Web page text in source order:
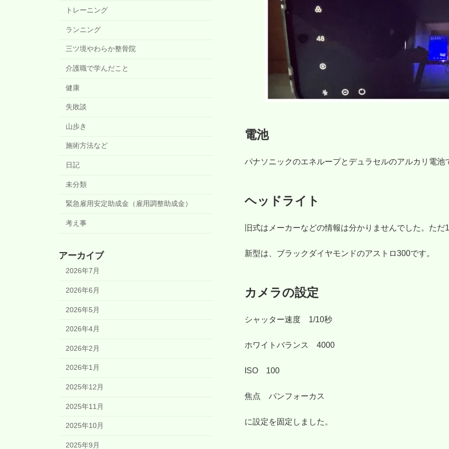
電池
パナソニックのエネループとデュラセルのアルカリ電池
ヘッドライト
旧式はメーカーなどの情報は分かりませんでした。た
新型は、ブラックダイヤモンドのアストロ300です。
カメラの設定
シャッター速度 1/10秒
ホワイトバランス 4000
ISO 100
焦点 パンフォーカス
に設定を固定しました。
トレーニング
ランニング
三ツ境やわらか整骨院
介護職で学んだこと
健康
失敗談
山歩き
施術方法など
日記
未分類
緊急雇用安定助成金（雇用調整助成金）
考え事
アーカイブ
2026年7月
2026年6月
2026年5月
2026年4月
2026年2月
2026年1月
2025年12月
2025年11月
2025年10月
2025年9月